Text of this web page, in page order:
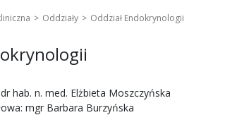
Oddziały Oddział Endokrynologii
hab. n. med. Elżbieta Moszczyńska
mgr Barbara Burzyńska